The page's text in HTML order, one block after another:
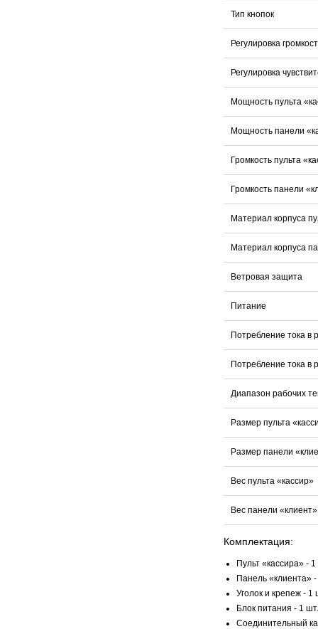
Тип кнопок
Регулировка
Регулировка
Мощность пульта
Мощность панели
Громкость пульта
Громкость панели
Материал корпуса
Материал корпуса
Ветровая защита
Питание
Потребление тока в
Потребление тока в
Диапазон рабочих
Размер пульта
Размер панели
Вес пульта «кассир»
Вес панели «клиент»
Комплектация:
Пульт «кассира» -
Панель «клиента»
Уголок и крепеж - 1
Блок питания - 1 шт.
Соединительный